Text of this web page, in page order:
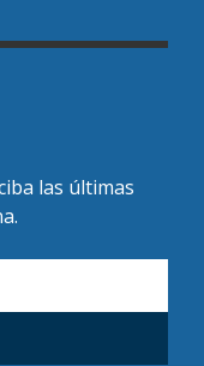
las últimas